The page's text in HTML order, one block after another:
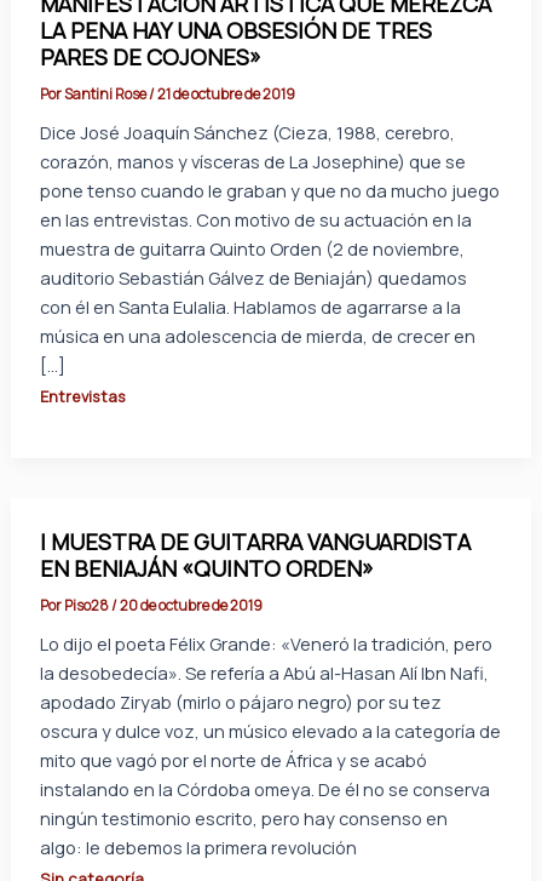
LA PENA HAY UNA OBSESIÓN DE TRES
PARES DE COJONES»
PorSantini Rose/21 de octubre de 2019
Dice José Joaquín Sánchez (Cieza, 1988, cerebro,
corazón, manos y vísceras de La Josephine) que se
pone tenso cuando le graban y que no da mucho juego
en las entrevistas. Con motivo de su actuación en la
muestra de guitarra Quinto Orden (2 de noviembre,
auditorio Sebastián Gálvez de Beniaján) quedamos
con él en Santa Eulalia. Hablamos de agarrarse a la
música en una adolescencia de mierda, de crecer en
[…]
Entrevistas
I MUESTRA DE GUITARRA VANGUARDISTA
EN BENIAJÁN «QUINTO ORDEN»
PorPiso28/20 de octubre de 2019
Lo dijo el poeta Félix Grande: «Veneró la tradición, pero
la desobedecía». Se refería a Abú al-Hasan Alí Ibn Nafi,
apodado Ziryab (mirlo o pájaro negro) por su tez
oscura y dulce voz, un músico elevado a la categoría de
mito que vagó por el norte de África y se acabó
instalando en la Córdoba omeya. De él no se conserva
ningún testimonio escrito, pero hay consenso en
algo: le debemos la primera revolución